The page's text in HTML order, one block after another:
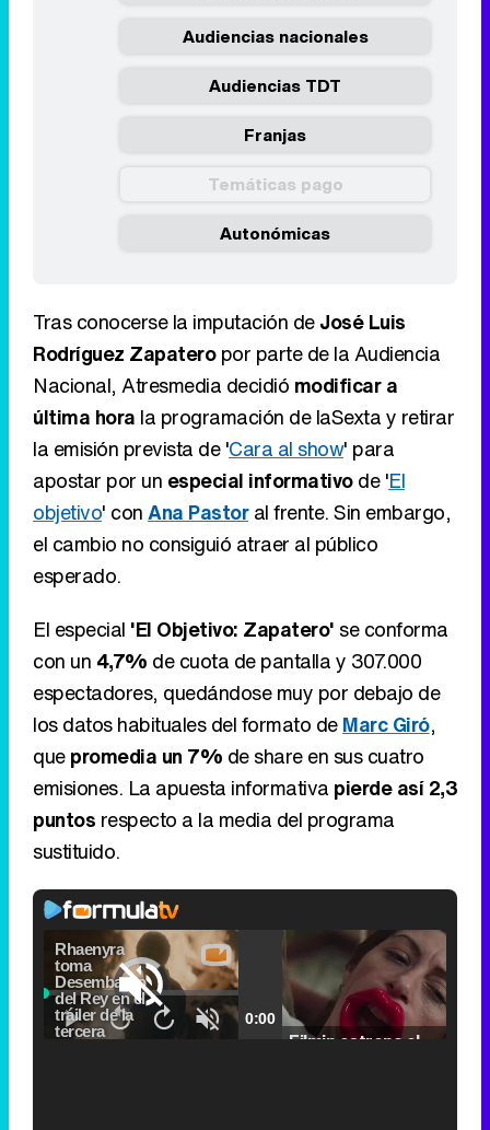
Audiencias nacionales
Audiencias TDT
Franjas
Temáticas pago
Autonómicas
Tras conocerse la imputación deJosé Luis
Rodríguez Zapateropor parte de la Audiencia
Nacional, Atresmedia decidió modificar a
última hora la programación de laSexta y retirar
la emisión prevista de 'Cara al show' para
apostar por un especial informativode 'El
objetivo' conAna Pastor al frente. Sin embargo,
el cambio no consiguió atraer al público
esperado.
El especial 'El Objetivo: Zapatero' se conforma
con un 4,7% de cuota de pantalla y 307.000
espectadores, quedándose muy por debajo de
los datos habituales del formato deMarc Giró,
quepromedia un 7% de share en sus cuatro
emisiones. La apuesta informativa pierde así 2,3
puntos respecto a la media del programa
sustituido.
Video
Player
is
loading.
Pause
Seek
back
Seek
Unmute Current
0:00 / Duration
0:00
Loaded:
0%
Remaining
0:00
Fullscreen